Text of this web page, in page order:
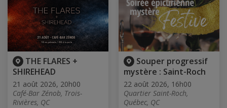
THE FLARES +
SHIREHEAD
21 août 2026, 20h00
Café-Bar Zénob, Trois-
Rivières, QC
Souper progressif
mystère : Saint-Roch
22 août 2026, 16h00
Quartier Saint-Roch,
Québec, QC